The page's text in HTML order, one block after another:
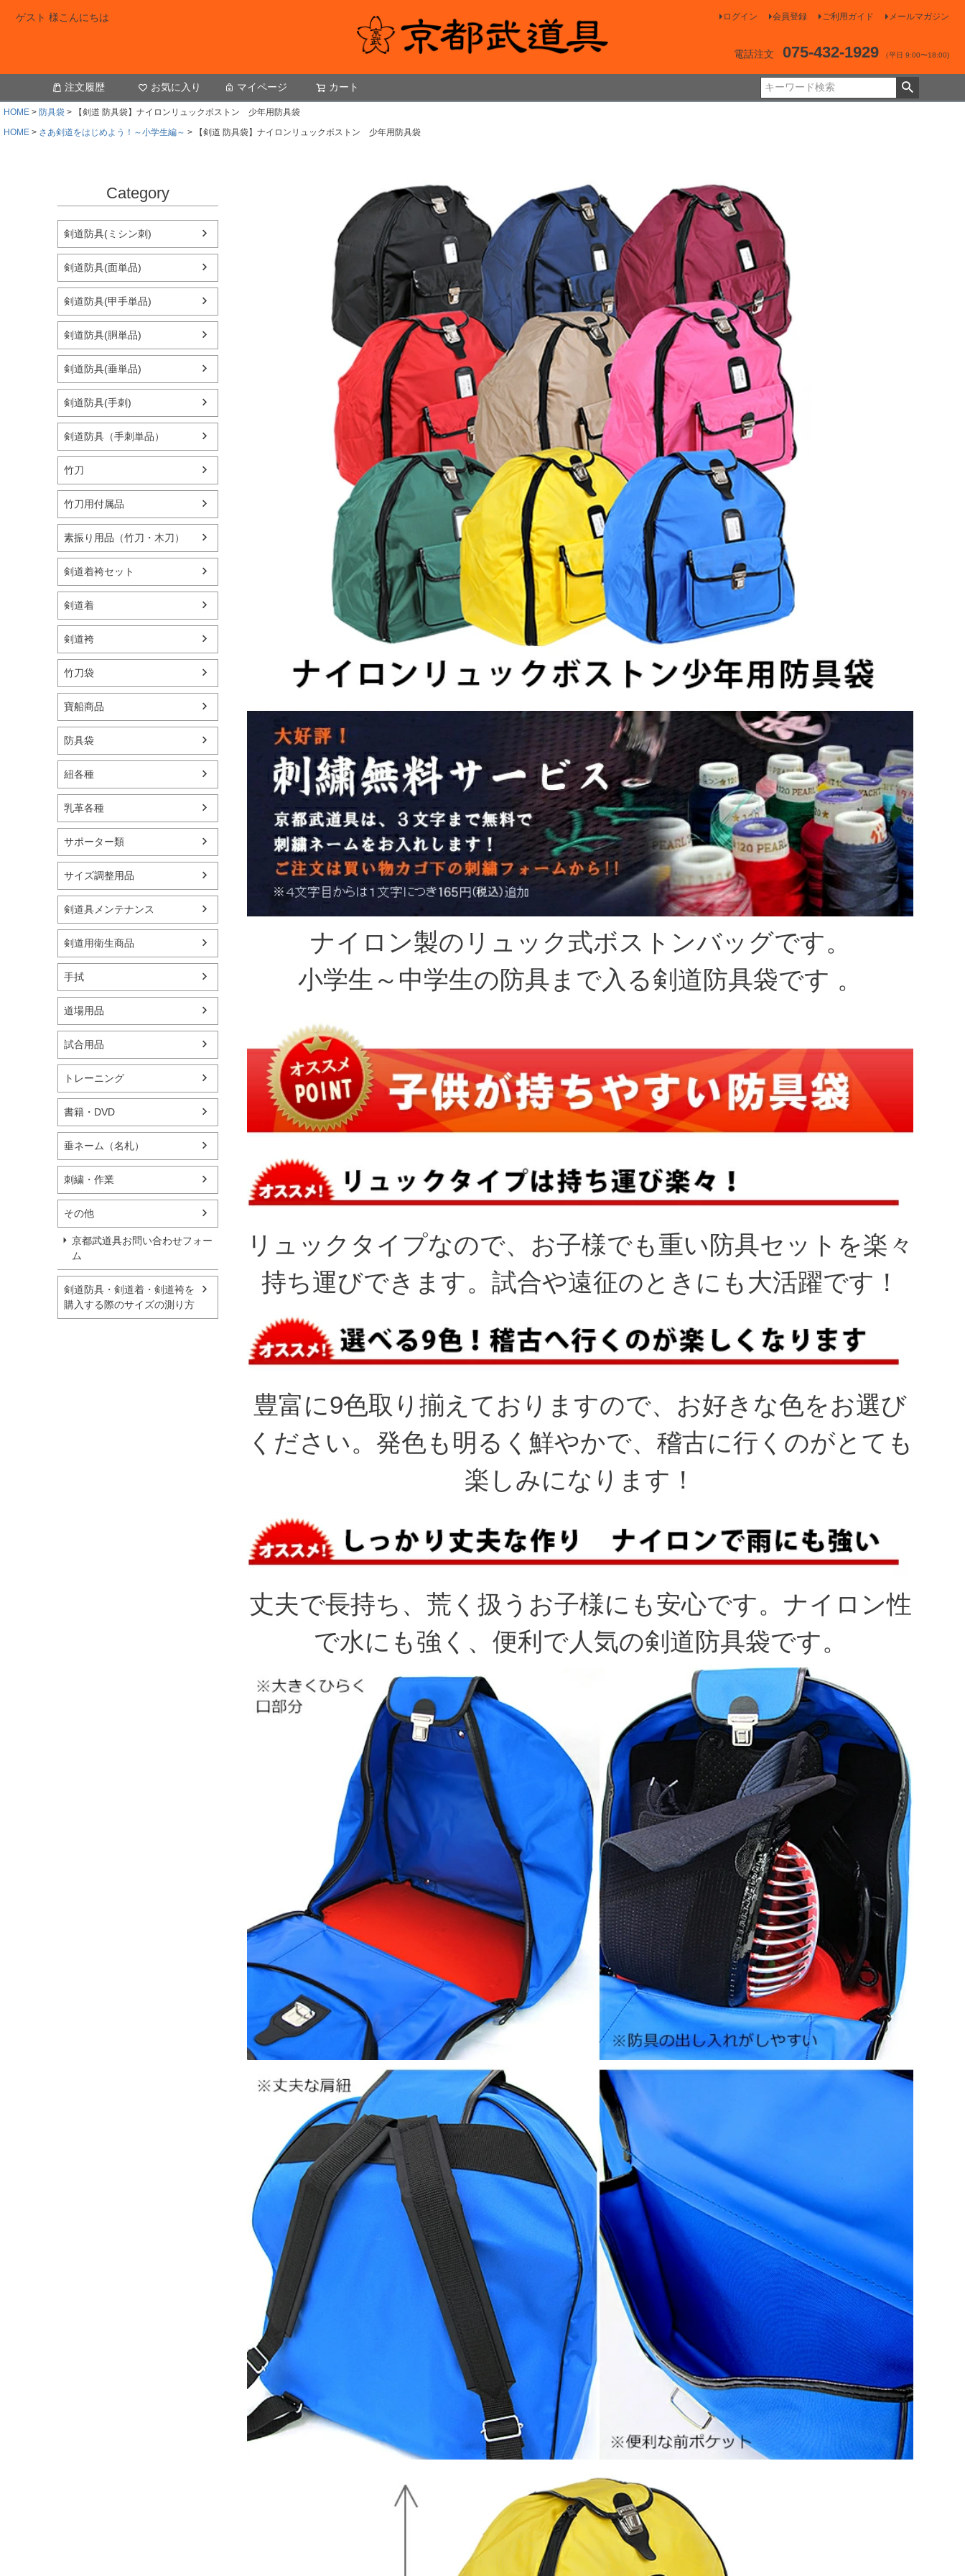
ゲスト 様こんにちは ログイン 会員登録 ご利用ガイド メールマガジン
電話注文 075-432-1929 （平日 9:00〜18:00)
注文履歴 お気に入り マイページ カート
HOME 防具袋
【剣道 防具袋】ナイロンリュックボストン 少年用防具袋
HOME
さあ剣道をはじめよう！～小学生編～ 【剣道 防具袋】ナイロンリュックボストン 少年用防具袋
Category
剣道防具(ミシン刺)
剣道防具(面単品)
剣道防具(甲手単品)
剣道防具(胴単品)
剣道防具(垂単品)
剣道防具(手刺)
剣道防具（手刺単品）
竹刀
竹刀用付属品
素振り用品（竹刀・木刀）
剣道着袴セット
剣道着
剣道袴
竹刀袋
寶船商品
防具袋
紐各種
乳革各種
サポーター類
サイズ調整用品
剣道具メンテナンス
剣道用衛生商品
手拭
道場用品
試合用品
トレーニング
書籍・DVD
垂ネーム（名札）
刺繍・作業
その他
京都武道具お問い合わせフォー
ム
剣道防具・剣道着・剣道袴を
購入する際のサイズの測り方
ナイロン製のリュック式ボストンバッグです。
小学生～中学生の防具まで入る剣道防具袋です 。
リュックタイプなので、お子様でも重い防具セットを楽々
持ち運びできます。試合や遠征のときにも大活躍です！
豊富に9色取り揃えておりますので、お好きな色をお選び
ください。発色も明るく鮮やかで、稽古に行くのがとても
楽しみになります！
丈夫で長持ち、荒く扱うお子様にも安心です。ナイロン性
で水にも強く、便利で人気の剣道防具袋です。